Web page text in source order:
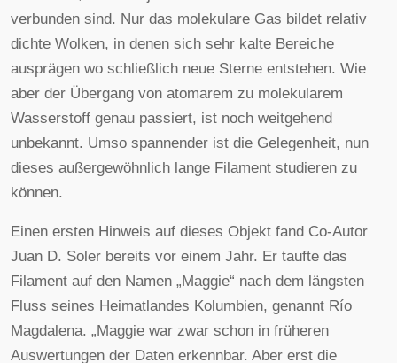
verbunden sind. Nur das molekulare Gas bildet relativ
dichte Wolken, in denen sich sehr kalte Bereiche
ausprägen wo schließlich neue Sterne entstehen. Wie
aber der Übergang von atomarem zu molekularem
Wasserstoff genau passiert, ist noch weitgehend
unbekannt. Umso spannender ist die Gelegenheit, nun
dieses außergewöhnlich lange Filament studieren zu
können.
Einen ersten Hinweis auf dieses Objekt fand Co-Autor
Juan D. Soler bereits vor einem Jahr. Er taufte das
Filament auf den Namen „Maggie“ nach dem längsten
Fluss seines Heimatlandes Kolumbien, genannt Río
Magdalena. „Maggie war zwar schon in früheren
Auswertungen der Daten erkennbar. Aber erst die